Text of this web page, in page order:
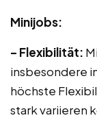
Minijobs:
– Flexibilität:
insbesondere
höchste
stark variieren